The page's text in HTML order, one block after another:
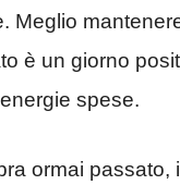
Meglio
è un giorno
spese.
ormai passato,